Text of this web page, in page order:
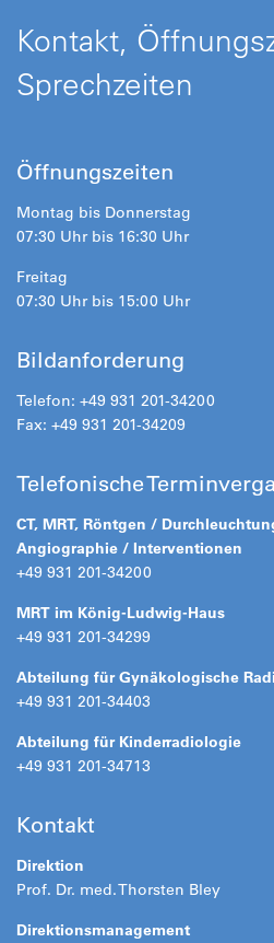
Kontakt,
Sprechzeiten
Öffnungszeiten
Montag bis Donnerstag
07:30 Uhr bis 16:30 Uhr
Freitag
07:30 Uhr bis 15:00 Uhr
Bildanforderung
Telefon: +49 931 201-34200
Fax: +49 931 201-34209
Telefonische
CT, MRT, Röntgen /
Angiographie / Interventionen
+49 931 201-34200
MRT im König-Ludwig-Haus
+49 931 201-34299
Abteilung für Gynäkologische
+49 931 201-34403
Abteilung für Kinderradiologie
+49 931 201-34713
Kontakt
Direktion
Prof. Dr. med. Thorsten Bley
Direktionsmanagement